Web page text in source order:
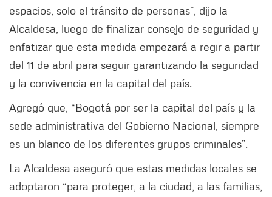
espacios, solo el tránsito de personas”, dijo la
Alcaldesa, luego de finalizar consejo de seguridad y
enfatizar que esta medida empezará a regir a partir
del 11 de abril para seguir garantizando la seguridad
y la convivencia en la capital del país.
Agregó que, “Bogotá por ser la capital del país y la
sede administrativa del Gobierno Nacional, siempre
es un blanco de los diferentes grupos criminales”.
La Alcaldesa aseguró que estas medidas locales se
adoptaron “para proteger, a la ciudad, a las familias,